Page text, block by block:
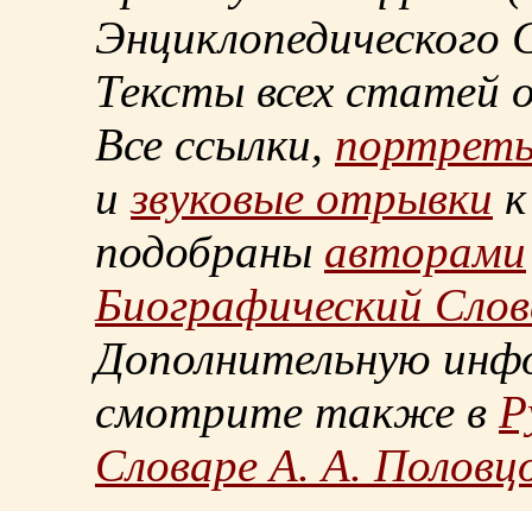
Энциклопедического
Тексты всех статей
Все ссылки,
извуковые отрывки
подобраны авторами
Биографический
Дополнительную
смотрите также в
Словаре А. А.